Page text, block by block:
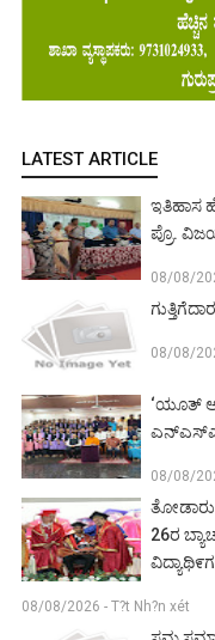
LATEST ARTICLE
ಇತಿಹಾಸ
ಪ್ರೊ.
08/08/
08/08/
‘ಯೂತ್
08/08/
26ರ
08/08/2026 - T?t Nh?n xét